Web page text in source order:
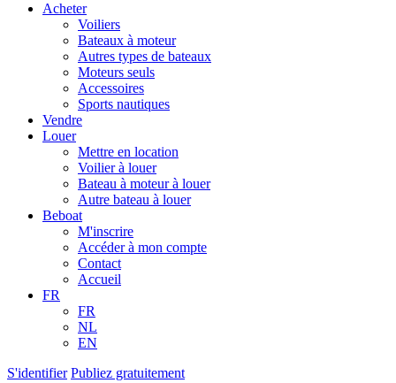
Acheter
Voiliers
Bateaux à moteur
Autres types de bateaux
Moteurs seuls
Accessoires
Sports nautiques
Vendre
Louer
Mettre en location
Voilier à louer
Bateau à moteur à louer
Autre bateau à louer
Beboat
M'inscrire
Accéder à mon compte
Contact
Accueil
FR
FR
NL
EN
S'identifier Publiez gratuitement